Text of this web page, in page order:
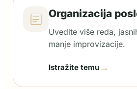
Organizacija
Uvedite više reda,
manje improvizacije.
Istražite temu →